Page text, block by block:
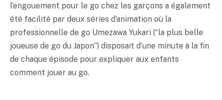
l’engouement pour le go chez les garçons a également
été facilité par deux séries d’animation où la
professionnelle de go Umezawa Yukari (“la plus belle
joueuse de go du Japon”) disposait d’une minute à la fin
de chaque épisode pour expliquer aux enfants
comment jouer au go.